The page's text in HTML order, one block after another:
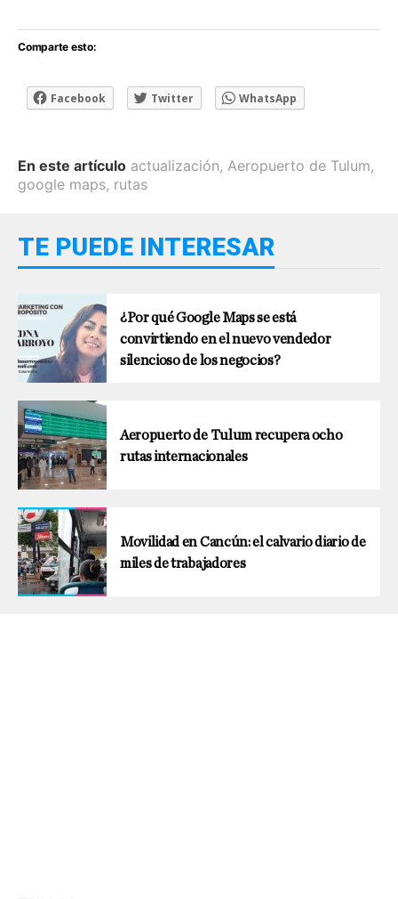
Comparte esto:
Facebook Twitter WhatsApp
En este artículo actualización, Aeropuerto de Tulum,
google maps, rutas
TE PUEDE INTERESAR
¿Por qué Google Maps se está
convirtiendo en el nuevo vendedor
silencioso de los negocios?
Aeropuerto de Tulum recupera ocho
rutas internacionales
Movilidad en Cancún: el calvario diario de
miles de trabajadores